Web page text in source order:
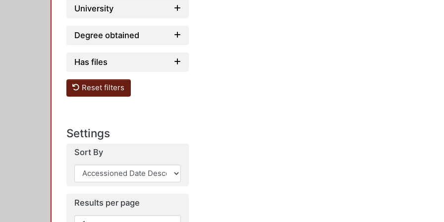
University
Degree obtained
Has files
Reset filters
Settings
Sort By
Results per page